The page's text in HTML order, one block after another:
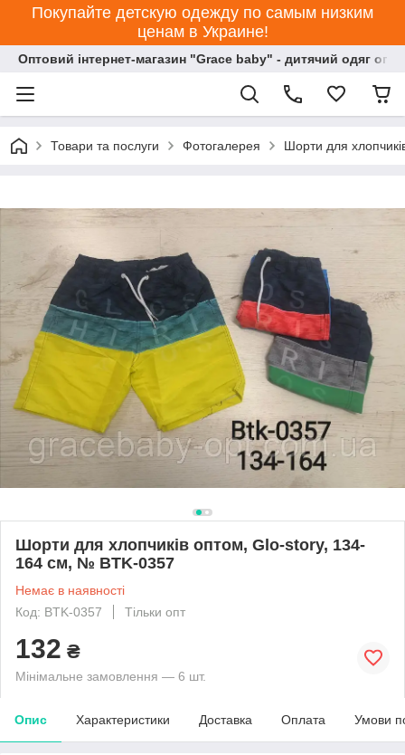
Покупайте детскую одежду по самым низким
ценам в Украине!
Оптовий інтернет-магазин "Grace baby" - дитячий одяг
Товари та послуги Фотогалерея Шорти для
Шорти для хлопчиків оптом, Glo-story, 134-
164 см, № BTK-0357
Немає в наявності
Код: BTK-0357
Тільки опт
132 ₴
Мінімальне замовлення — 6 шт.
Опис Характеристики Доставка Оплата Умови